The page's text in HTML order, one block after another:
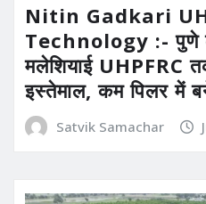
Nitin Gadkari
Technology :- पुणे के
मलेशियाई UHPFRC
इस्तेमाल, कम पिलर में
Satvik Samachar